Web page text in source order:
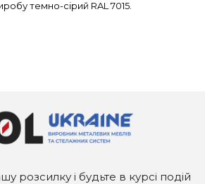
темно-сірий RAL 7015.
розсилку і будьте в курсі подій